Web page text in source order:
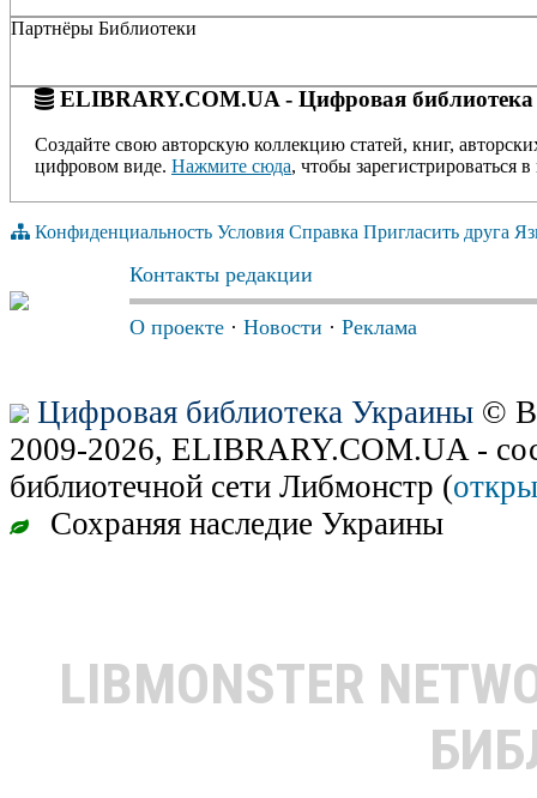
Партнёры Библиотеки
ELIBRARY.COM.UA - Цифровая библиотека
Создайте свою авторскую коллекцию статей, книг,
цифровом виде. Нажмите сюда, чтобы зарегистрироваться в
Конфиденциальность Условия Справка Пригласить друга
Контакты редакции
О проекте · Новости · Реклама
Цифровая библиотека Украины ©
2009-2026, ELIBRARY.COM.UA -
библиотечной сети Либмонстр (
Сохраняя наследие Украины
LIBMONSTER